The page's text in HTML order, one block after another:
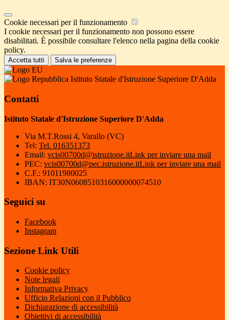
Cookie necessari per il funzionamento
I cookie necessari per il funzionamento non possono essere
disabilitati. È possibile consultare l'elenco nella pagina della cookie
policy.
Accetta tutti Salva le preferenze
Istituto Statale d'Istruzione Superiore D'Adda
Contatti
Istituto Statale d'Istruzione Superiore D'Adda
Via M.T.Rossi 4, Varallo (VC)
Tel: Tel. 016351373
Email: vcis00700d@istruzione.itLink per inviare una mail
PEC: vcis00700d@pec.istruzione.itLink per inviare una mail
C.F.: 91011980025
IBAN: IT30N0608510316000000074510
Seguici su
Facebook
Instagram
Sezione Link Utili
Cookie policy
Note legali
Informativa Privacy
Ufficio Relazioni con il Pubblico
Dichiarazione di accessibilità
Obiettivi di accessibilità